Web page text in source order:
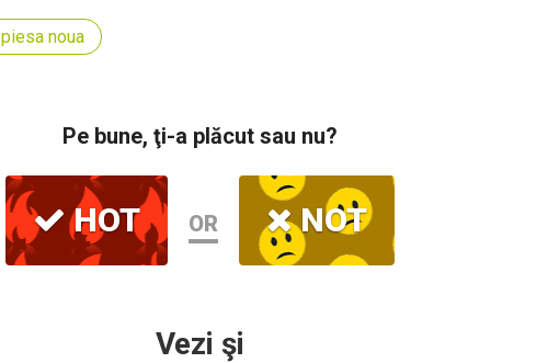
piesa noua
Pe bune, ţi-a plăcut sau nu?
HOT OR NOT
Vezi şi